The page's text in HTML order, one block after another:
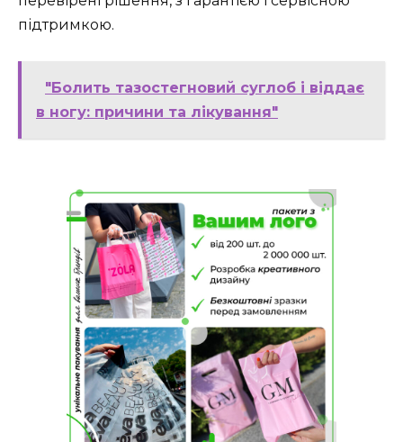
підтримкою.
"Болить тазостегновий суглоб і віддає
в ногу: причини та лікування"